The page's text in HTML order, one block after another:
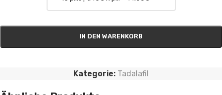
IN DEN WARENKORB
Kategorie: Tadalafil